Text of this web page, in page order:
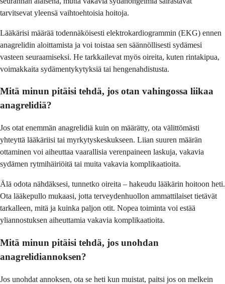
tarvitsevat yleensä vaihtoehtoisia hoitoja.
Lääkärisi määrää todennäköisesti elektrokardiogrammin (EKG) ennen
anagrelidin aloittamista ja voi toistaa sen säännöllisesti sydämesi
vasteen seuraamiseksi. He tarkkailevat myös oireita, kuten rintakipua,
voimakkaita sydämentykytyksiä tai hengenahdistusta.
Mitä minun pitäisi tehdä, jos otan vahingossa liikaa
anagrelidiä?
Jos otat enemmän anagrelidiä kuin on määrätty, ota välittömästi
yhteyttä lääkäriisi tai myrkytyskeskukseen. Liian suuren määrän
ottaminen voi aiheuttaa vaarallisia verenpaineen laskuja, vakavia
sydämen rytmihäiriöitä tai muita vakavia komplikaatioita.
Älä odota nähdäksesi, tunnetko oireita – hakeudu lääkärin hoitoon heti.
Ota lääkepullo mukaasi, jotta terveydenhuollon ammattilaiset tietävät
tarkalleen, mitä ja kuinka paljon otit. Nopea toiminta voi estää
yliannostuksen aiheuttamia vakavia komplikaatioita.
Mitä minun pitäisi tehdä, jos unohdan
anagrelidiannoksen?
Jos unohdat annoksen, ota se heti kun muistat, paitsi jos on melkein